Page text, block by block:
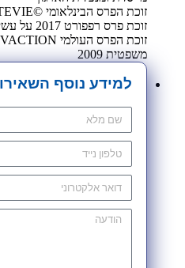
זוכת הפרס הבינלאומי ©STEVIE לנשים פורצות דרך 2019
זוכת פרס רפפורט 2017 על עשייה נשית פורצת דרך
משפטית 2009
למידע נוסף